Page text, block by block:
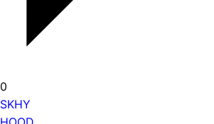
0
SKHY